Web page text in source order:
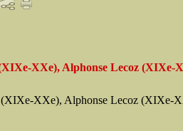
XXe), Alphonse Lecoz (XIXe-